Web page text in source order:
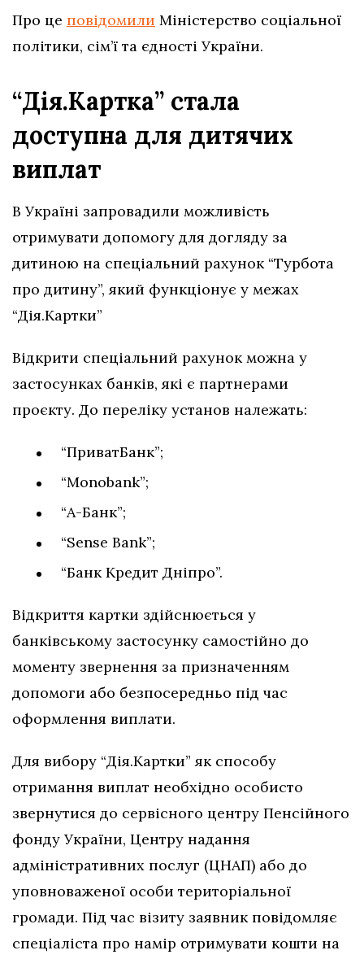
Про це повідомили Міністерство соціальної
політики, сім’ї та єдності України.
“Дія.Картка” стала
доступна для дитячих
виплат
В Україні запровадили можливість
отримувати допомогу для догляду за
дитиною на спеціальний рахунок “Турбота
про дитину”, який функціонує у межах
“Дія.Картки”
Відкрити спеціальний рахунок можна у
застосунках банків, які є партнерами
проєкту. До переліку установ належать:
“ПриватБанк”;
“Monobank”;
“А-Банк”;
“Sense Bank”;
“Банк Кредит Дніпро”.
Відкриття картки здійснюється у
банківському застосунку самостійно до
моменту звернення за призначенням
допомоги або безпосередньо під час
оформлення виплати.
Для вибору “Дія.Картки” як способу
отримання виплат необхідно особисто
звернутися до сервісного центру Пенсійного
фонду України, Центру надання
адміністративних послуг (ЦНАП) або до
уповноваженої особи територіальної
громади. Під час візиту заявник повідомляє
спеціаліста про намір отримувати кошти на